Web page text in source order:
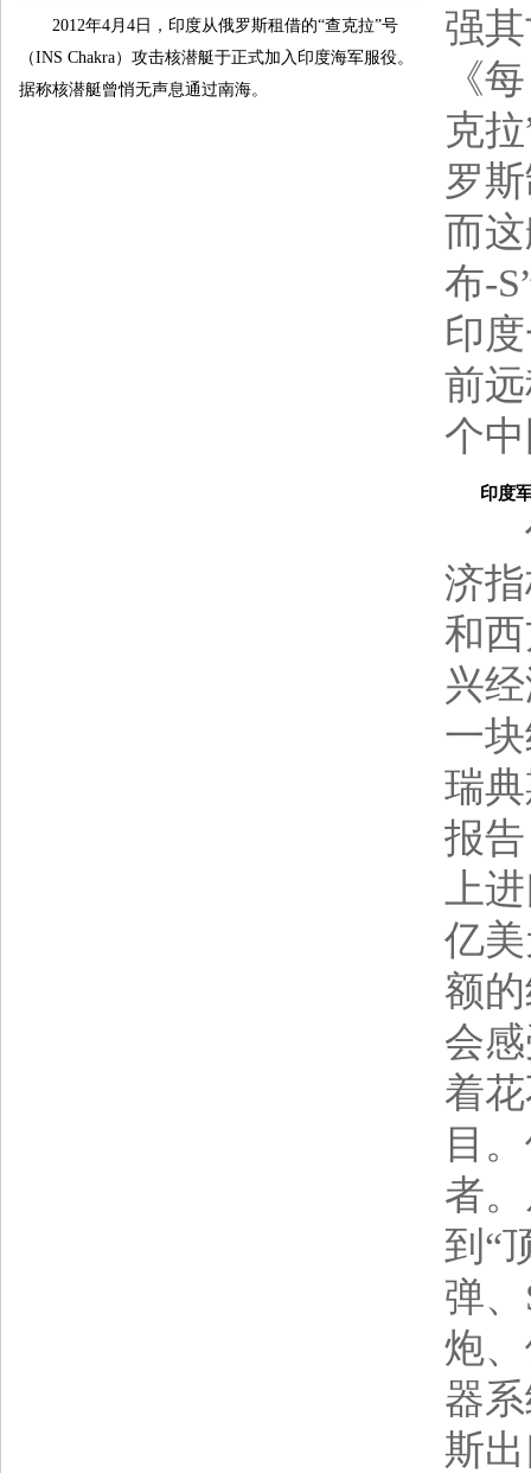
2012年4月4日，印度从俄罗斯租借的“查克拉”号
（INS Chakra）攻击核潜艇于正式加入印度海军服役。
据称核潜艇曾悄无声息通过南海。
强
《
克
罗
而
布-
印
前
个
印度军
作
济
和
兴
一
瑞
报
上
亿
额
会
着
目
者
到“
弹
炮
器
斯